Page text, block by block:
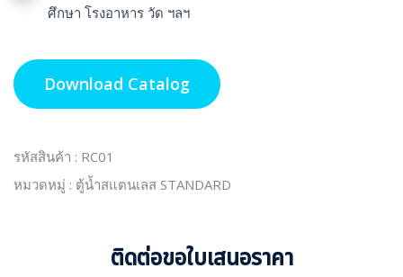
ศึกษา โรงอาหาร วัด ฯลฯ
Download Catalog
รหัสสินค้า : RC01
หมวดหมู่ : ตู้น้ำสแตนเลส STANDARD
ติดต่อขอใบเสนอราคา